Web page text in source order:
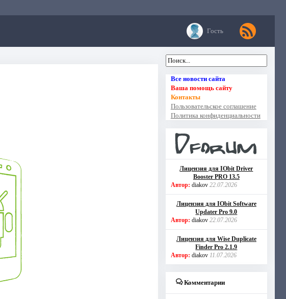
Гость
Все новости сайта
Ваша помощь сайту
Контакты
Пользовательское соглашение
Политика конфиденциальности
Лицензия для IObit Driver
Booster PRO 13.5
Автор: diakov 22.07.2026
Лицензия для IObit Software
Updater Pro 9.0
Автор: diakov 22.07.2026
Лицензия для Wise Duplicate
Finder Pro 2.1.9
Автор: diakov 11.07.2026
Комментарии